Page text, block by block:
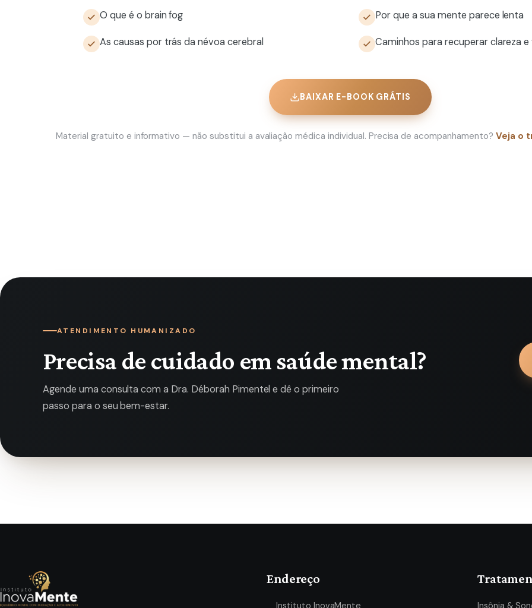
O que é o brain fog Por que a sua mente parece lenta
As causas por trás da névoa cerebral Caminhos para recuperar clareza
BAIXAR E-BOOK GRÁTIS
Material gratuito e informativo — não substitui a avaliação médica individual. Precisa de acompanhamento? Veja o
ATENDIMENTO HUMANIZADO
Precisa de cuidado em saúde mental?
Agende uma consulta com a Dra. Déborah Pimentel e dê o primeiro
passo para o seu bem-estar.
Endereço